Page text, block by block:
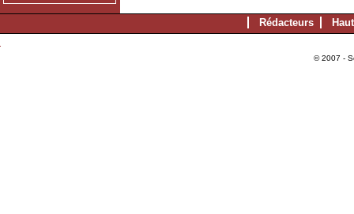
Rédacteurs
© 2007 -